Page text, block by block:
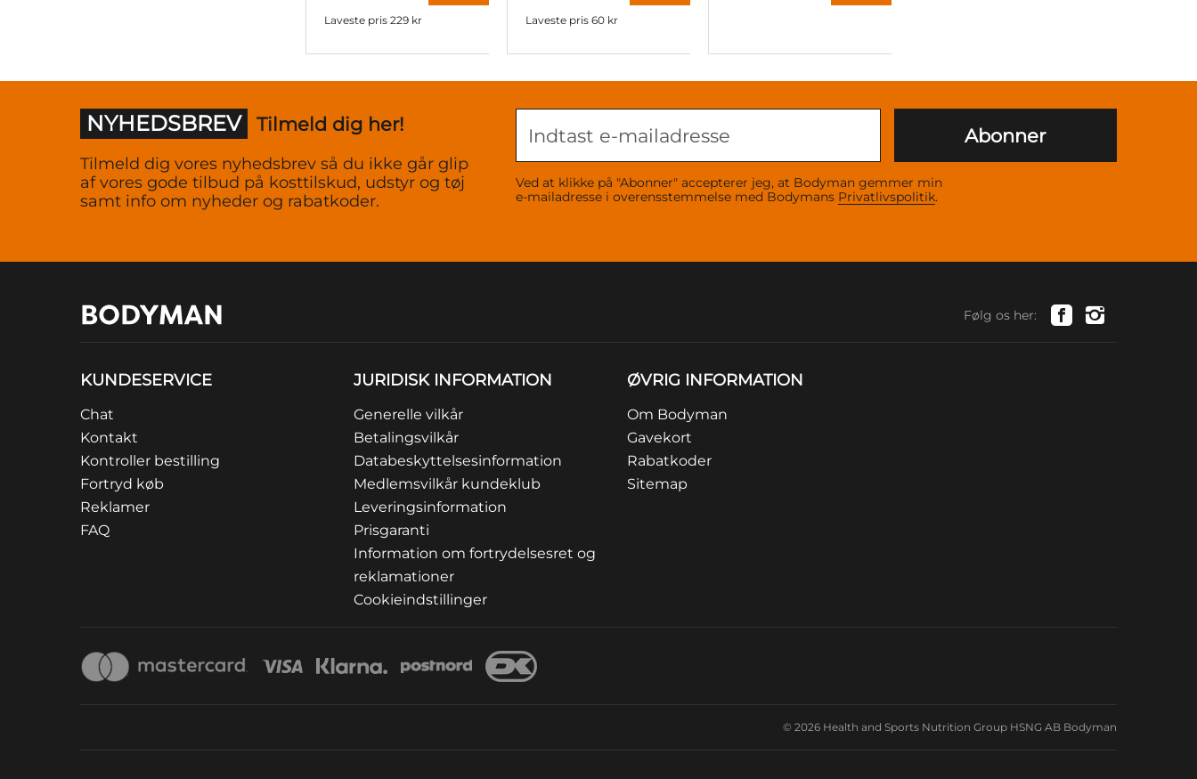
Laveste pris 229 kr Laveste pris 60 kr
NYHEDSBREV Tilmeld dig her!
Tilmeld dig vores nyhedsbrev så du ikke går glip
af vores gode tilbud på kosttilskud, udstyr og tøj
samt info om nyheder og rabatkoder.
Ved at klikke på "Abonner" accepterer jeg, at Bodyman gemmer min
e-mailadresse i overensstemmelse med Bodymans Privatlivspolitik.
Abonner
Følg os her:
KUNDESERVICE
Chat
Kontakt
Kontroller bestilling
Fortryd køb
Reklamer
FAQ
JURIDISK INFORMATION
Generelle vilkår
Betalingsvilkår
Databeskyttelsesinformation
Medlemsvilkår kundeklub
Leveringsinformation
Prisgaranti
Information om fortrydelsesret og
reklamationer
Cookieindstillinger
ØVRIG INFORMATION
Om Bodyman
Gavekort
Rabatkoder
Sitemap
© 2026 Health and Sports Nutrition Group HSNG AB Bodyman